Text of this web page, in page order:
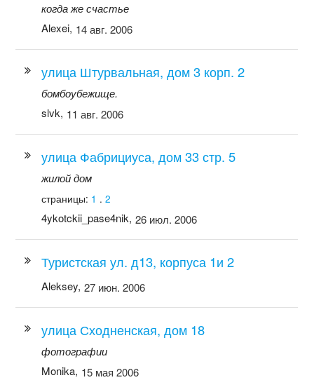
когда же счастье
Alexei, 14 авг. 2006
улица Штурвальная, дом 3 корп. 2
бомбоубежище.
slvk, 11 авг. 2006
улица Фабрициуса, дом 33 стр. 5
жилой дом
страницы: 1 .2
4ykotckii_pase4nik, 26 июл. 2006
Туристская ул. д13, корпуса 1и 2
Aleksey, 27 июн. 2006
улица Сходненская, дом 18
фотографии
Monika, 15 мая 2006